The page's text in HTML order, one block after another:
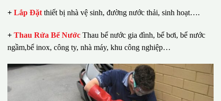
+ Lắp Đặt thiết bị nhà vệ sinh, đường nước thải, sinh hoạt….
+ Thau Rửa Bể Nước Thau bể nước gia đình, bể bơi, bể nước
ngầm,bể inox, công ty, nhà máy, khu công nghiệp…